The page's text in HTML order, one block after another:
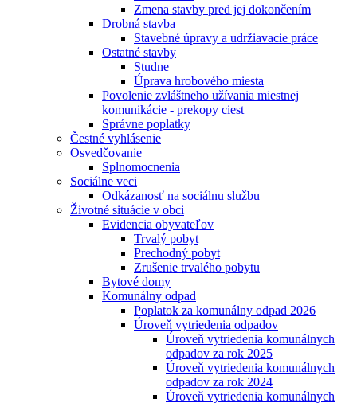
Zmena stavby pred jej dokončením
Drobná stavba
Stavebné úpravy a udržiavacie práce
Ostatné stavby
Studne
Úprava hrobového miesta
Povolenie zvláštneho užívania miestnej
komunikácie - prekopy ciest
Správne poplatky
Čestné vyhlásenie
Osvedčovanie
Splnomocnenia
Sociálne veci
Odkázanosť na sociálnu službu
Životné situácie v obci
Evidencia obyvateľov
Trvalý pobyt
Prechodný pobyt
Zrušenie trvalého pobytu
Bytové domy
Komunálny odpad
Poplatok za komunálny odpad 2026
Úroveň vytriedenia odpadov
Úroveň vytriedenia komunálnych
odpadov za rok 2025
Úroveň vytriedenia komunálnych
odpadov za rok 2024
Úroveň vytriedenia komunálnych